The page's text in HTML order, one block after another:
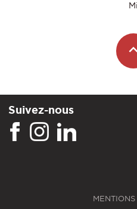
Suivez-nous